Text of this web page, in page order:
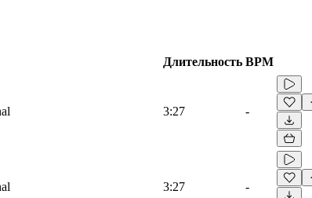
Длительность BPM
3:27 -
3:27 -